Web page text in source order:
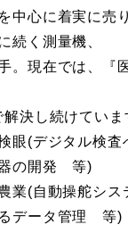
中心に着実に売
続く測量機、
。現在では、『
決し続けていま
眼(デジタル検査
の開発 等)
業(自動操舵シス
データ管理 等)